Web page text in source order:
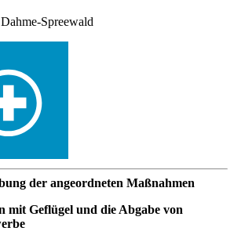
Spreewald
der angeordneten Maßnahmen
mit Geflügel und die Abgabe von